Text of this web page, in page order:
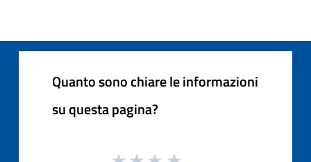
Quanto sono chiare le informazioni
su questa pagina?